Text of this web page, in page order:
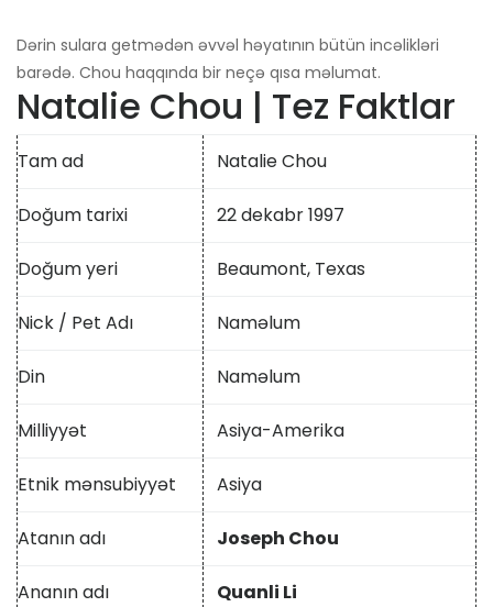
Dərin sulara getmədən əvvəl həyatının bütün incəlikləri
barədə. Chou haqqında bir neçə qısa məlumat.
Natalie Chou | Tez Faktlar
Tam ad Natalie Chou
Doğum tarixi 22 dekabr 1997
Doğum yeri Beaumont, Texas
Nick / Pet Adı Naməlum
Din Naməlum
Milliyyət Asiya-Amerika
Etnik mənsubiyyət Asiya
Atanın adı Joseph Chou
Ananın adı Quanli Li